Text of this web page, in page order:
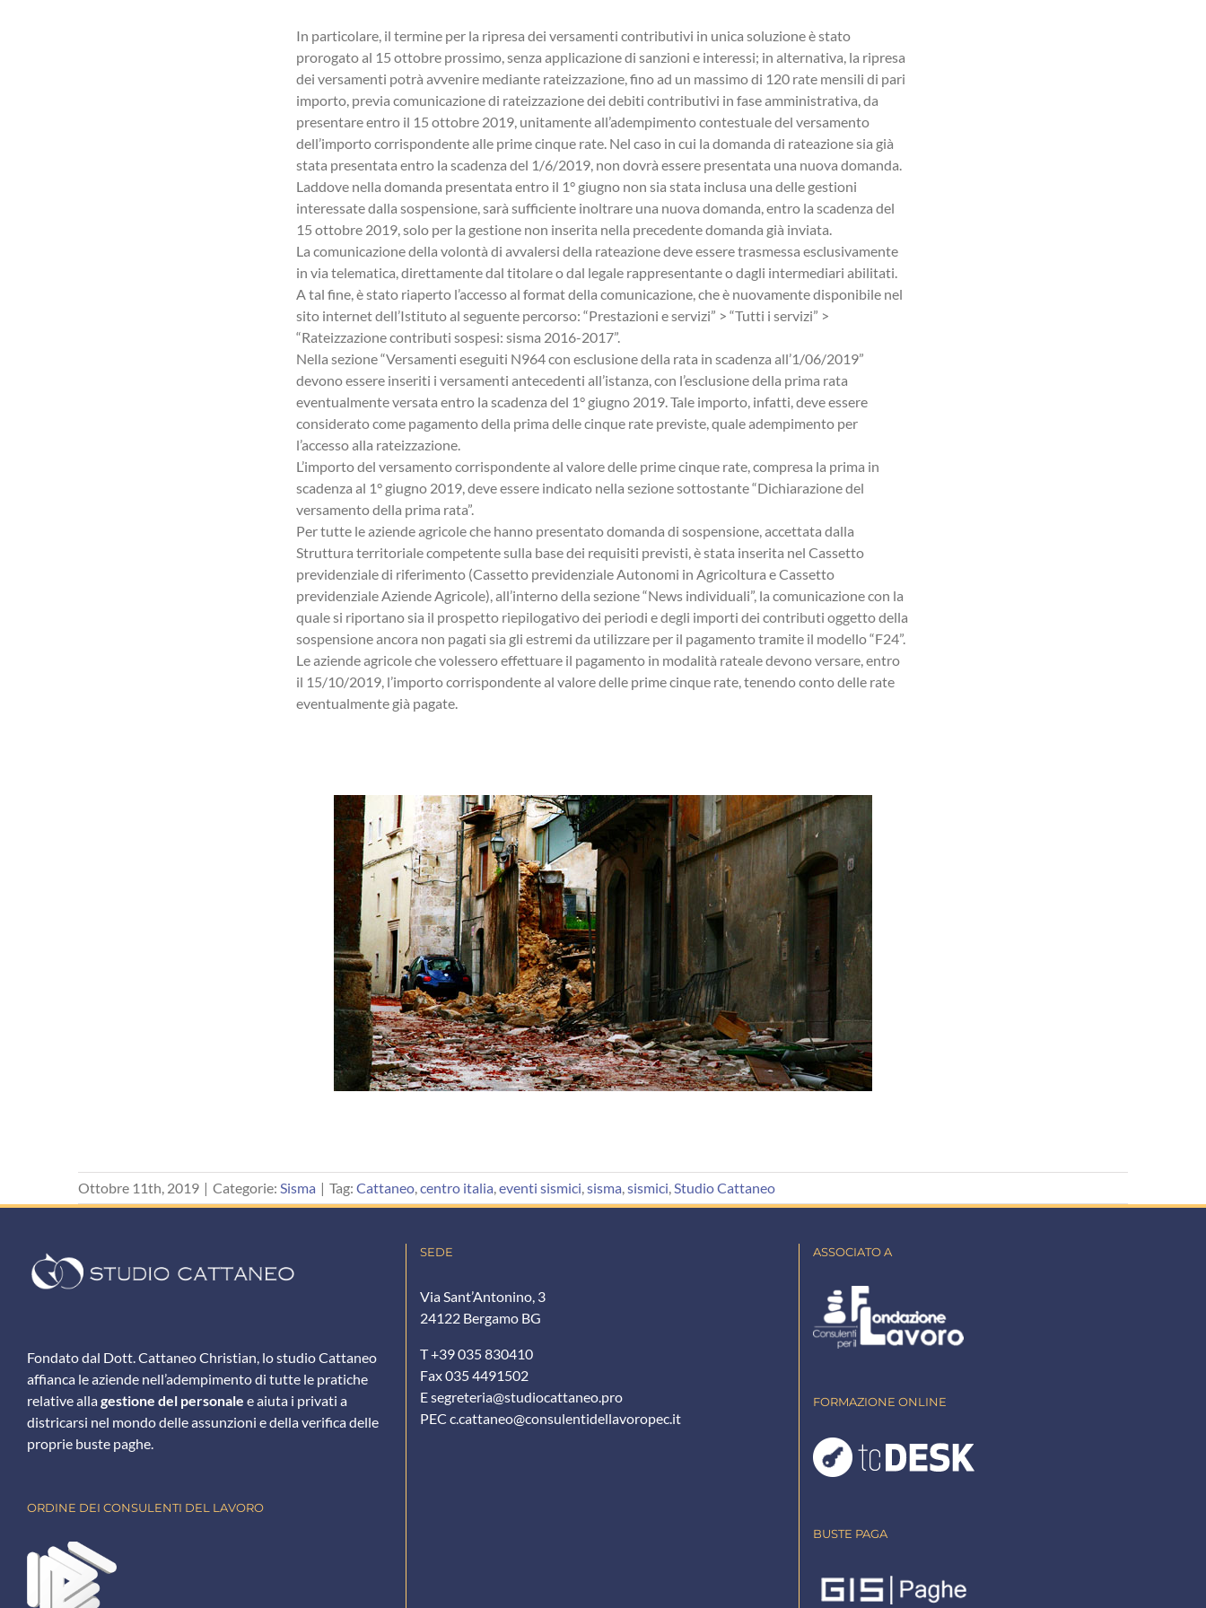
In particolare, il termine per la ripresa dei versamenti contributivi in unica soluzione è stato
prorogato al 15 ottobre prossimo, senza applicazione di sanzioni e interessi; in alternativa, la ripresa
dei versamenti potrà avvenire mediante rateizzazione, fino ad un massimo di 120 rate mensili di pari
importo, previa comunicazione di rateizzazione dei debiti contributivi in fase amministrativa, da
presentare entro il 15 ottobre 2019, unitamente all’adempimento contestuale del versamento
dell’importo corrispondente alle prime cinque rate. Nel caso in cui la domanda di rateazione sia già
stata presentata entro la scadenza del 1/6/2019, non dovrà essere presentata una nuova domanda.
Laddove nella domanda presentata entro il 1° giugno non sia stata inclusa una delle gestioni
interessate dalla sospensione, sarà sufficiente inoltrare una nuova domanda, entro la scadenza del
15 ottobre 2019, solo per la gestione non inserita nella precedente domanda già inviata.
La comunicazione della volontà di avvalersi della rateazione deve essere trasmessa esclusivamente
in via telematica, direttamente dal titolare o dal legale rappresentante o dagli intermediari abilitati.
A tal fine, è stato riaperto l’accesso al format della comunicazione, che è nuovamente disponibile nel
sito internet dell’Istituto al seguente percorso: “Prestazioni e servizi” > “Tutti i servizi” >
“Rateizzazione contributi sospesi: sisma 2016-2017”.
Nella sezione “Versamenti eseguiti N964 con esclusione della rata in scadenza all’1/06/2019”
devono essere inseriti i versamenti antecedenti all’istanza, con l’esclusione della prima rata
eventualmente versata entro la scadenza del 1° giugno 2019. Tale importo, infatti, deve essere
considerato come pagamento della prima delle cinque rate previste, quale adempimento per
l’accesso alla rateizzazione.
L’importo del versamento corrispondente al valore delle prime cinque rate, compresa la prima in
scadenza al 1° giugno 2019, deve essere indicato nella sezione sottostante “Dichiarazione del
versamento della prima rata”.
Per tutte le aziende agricole che hanno presentato domanda di sospensione, accettata dalla
Struttura territoriale competente sulla base dei requisiti previsti, è stata inserita nel Cassetto
previdenziale di riferimento (Cassetto previdenziale Autonomi in Agricoltura e Cassetto
previdenziale Aziende Agricole), all’interno della sezione “News individuali”, la comunicazione con la
quale si riportano sia il prospetto riepilogativo dei periodi e degli importi dei contributi oggetto della
sospensione ancora non pagati sia gli estremi da utilizzare per il pagamento tramite il modello “F24”.
Le aziende agricole che volessero effettuare il pagamento in modalità rateale devono versare, entro
il 15/10/2019, l’importo corrispondente al valore delle prime cinque rate, tenendo conto delle rate
eventualmente già pagate.
Ottobre 11th, 2019 | Categorie: Sisma | Tag: Cattaneo,centro italia,eventi sismici,sisma,sismici,Studio Cattaneo
Fondato dal Dott. Cattaneo Christian, lo studio Cattaneo
affianca le aziende nell’adempimento di tutte le pratiche
relative allagestione del personale e aiuta i privati a
districarsi nel mondo delle assunzioni e della verifica delle
proprie buste paghe.
ORDINE DEI CONSULENTI DEL LAVORO
SEDE
Via Sant’Antonino, 3
24122 Bergamo BG
T +39 035 830410
Fax 035 4491502
Esegreteria@studiocattaneo.pro
PEC c.cattaneo@consulentidellavoropec.it
ASSOCIATO A
FORMAZIONE ONLINE
BUSTE PAGA